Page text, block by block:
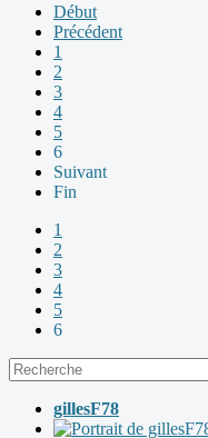
Début
Précédent
1
2
3
4
5
6
Suivant
Fin
1
2
3
4
5
6
gillesF78